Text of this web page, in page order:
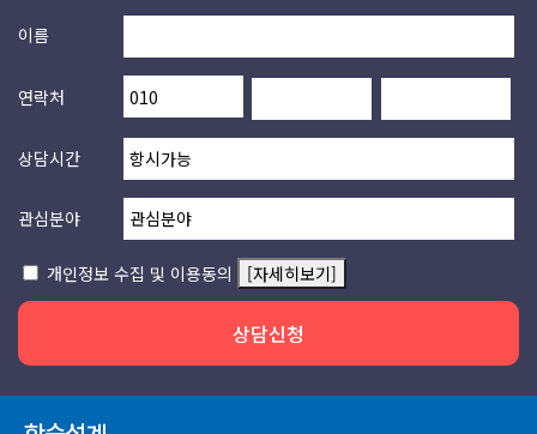
이름
연락처
상담시간
관심분야
개인정보 수집 및 이용동의 [자세히보기]
상담신청